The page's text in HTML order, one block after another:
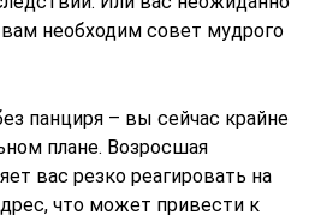
необходим совет мудрого
панциря – вы сейчас крайне
плане. Возросшая
вас резко реагировать на
что может привести к